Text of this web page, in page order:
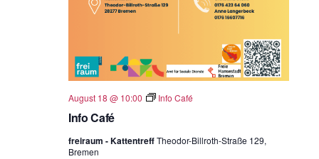
Info Café
August 18 @ 10:00 Info Café
freiraum - KattentreffTheodor-Billroth-Straße 129,
Bremen